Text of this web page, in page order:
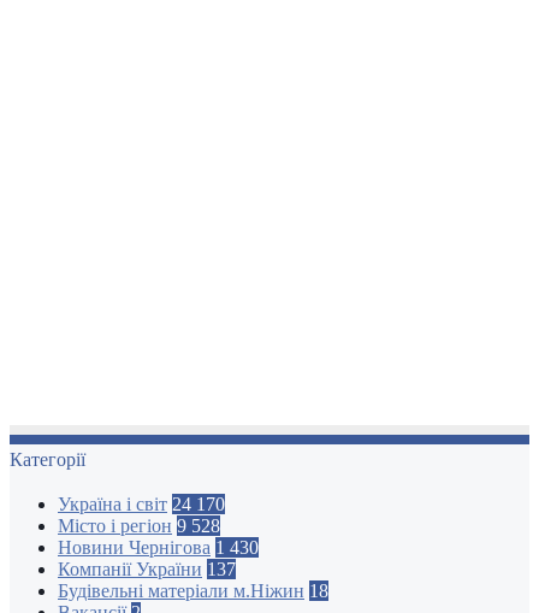
Категорії
Україна і світ 24 170
Місто і регіон 9 528
Новини Чернігова 1 430
Компанії України 137
Будівельні матеріали м.Ніжин 18